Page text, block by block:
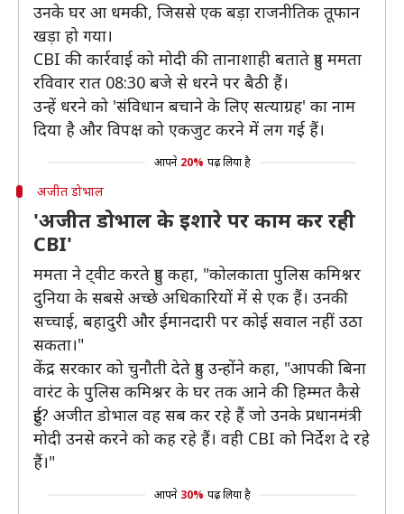
उनके घर आ धमकी, जिससे एक बड़ा राजनीतिक तूफान
खड़ा हो गया।
CBI की कार्रवाई को मोदी की तानाशाही बताते हुए ममता
रविवार रात 08:30 बजे से धरने पर बैठी हैं।
उन्हें धरने को 'संविधान बचाने के लिए सत्याग्रह' का नाम
दिया है और विपक्ष को एकजुट करने में लग गई हैं।
आपने 20% पढ़ लिया है
अजीत डोभाल
'अजीत डोभाल के इशारे पर काम कर रही
CBI'
ममता ने ट्वीट करते हुए कहा, "कोलकाता पुलिस कमिश्नर
दुनिया के सबसे अच्छे अधिकारियों में से एक हैं। उनकी
सच्चाई, बहादुरी और ईमानदारी पर कोई सवाल नहीं उठा
सकता।"
केंद्र सरकार को चुनौती देते हुए उन्होंने कहा, "आपकी बिना
वारंट के पुलिस कमिश्नर के घर तक आने की हिम्मत कैसे
हुई? अजीत डोभाल वह सब कर रहे हैं जो उनके प्रधानमंत्री
मोदी उनसे करने को कह रहे हैं। वही CBI को निर्देश दे रहे
हैं।"
आपने 30% पढ़ लिया है